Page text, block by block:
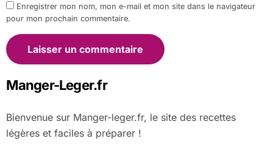
Enregistrer mon nom, mon e-mail et mon site dans le navigateur
pour mon prochain commentaire.
Manger-Leger.fr
Bienvenue sur Manger-leger.fr, le site des recettes
légères et faciles à préparer !